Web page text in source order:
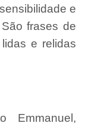
e
frases de
e relidas
Emmanuel,